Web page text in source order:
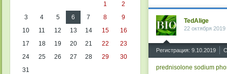
TedAlige
22 октября 2019
Регистрация: 9.10.2019
prednisolone sodium
1
2
3
4 5 6 7 8
9
10
11 12 13 14 15
16
17
18 19 20 21 22
23
24
25 26 27 28 29
30
31